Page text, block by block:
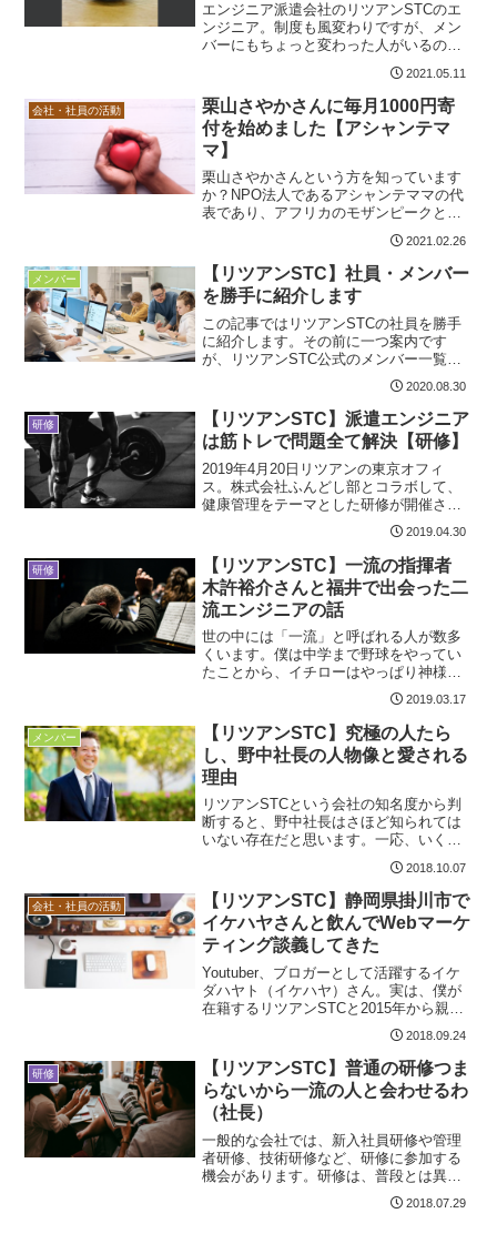
エンジニア派遣会社のリツアンSTCのエ
ンジニア。制度も風変わりですが、メン
バーにもちょっと変わった人がいるのが
特徴。今回はその筆頭ともいえる平野副
社長を紹介したいと思います。リツアン
STCの副社長 平野世己さんについてプロ
フィール氏 名：平野 世己（ひらの とし
き）出身地：静岡県磐田市年 齢：35歳
（2021年5月現在）ホームページでの紹介
ページはこちら。ツ...
2021.05.11
会社・社員の活動
栗山さやかさんに毎月1000円寄
付を始めました【アシャンテマ
マ】
栗山さやかさんという方を知っています
か？NPO法人であるアシャンテママの代
表であり、アフリカのモザンピークとマ
ラウィにて子どもたちに教育支援活動を
行っている方です。（以降、さやかさん
と書かせてもらいます）さやかさんは、
元々は渋谷のギャルで109の店員です。言
っては悪いですが、支援活動とは程遠い
人物のように思います。しかしながら、
2005年に親友の死をきっかけ...
2021.02.26
メンバー
【リツアンSTC】社員・メンバー
を勝手に紹介します
この記事ではリツアンSTCの社員を勝手
に紹介します。その前に一つ案内です
が、リツアンSTC公式のメンバー一覧は
こちらにあります。上記は一部のメンバ
ーしか掲載されていません。また、既に
退職した方もいたりして、最新が反映さ
れているとは言い難いです。まあ確かに
700名以上の社員がいるので、全員掲載で
きないのは仕方ないでしょう。しかしな
がら、リツアンは入社前にエンジ...
2020.08.30
研修
【リツアンSTC】派遣エンジニア
は筋トレで問題全て解決【研修】
2019年4月20日リツアンの東京オフィ
ス。株式会社ふんどし部とコラボして、
健康管理をテーマとした研修が開催され
ました。そこで教えられたことは・・・
派遣エンジニアは筋トレしよう筋肉は全
てを解決するということです。エンジニ
ア界にも筋トレブームがきて久しく、世
の中のエンジニアは、今は勉強するか筋
トレするかの二択といっても過言ではあ
りません。時代は筋肉であり、筋ト...
2019.04.30
研修
【リツアンSTC】一流の指揮者
木許裕介さんと福井で出会った二
流エンジニアの話
世の中には「一流」と呼ばれる人が数多
くいます。僕は中学まで野球をやってい
たことから、イチローはやっぱり神様だ
し、96年アトランタ五輪～ジョホールバ
ルの歓喜の流れをリアルタイムでTV観戦
したこともあり、ヒデ（中田英寿）は王
様でした。（ファン心理で敬称を敢えて
略しています）そんなスポーツ大好き人
間の僕が、大学ではIT系に進んで、今で
は10数年もエンジニアをやって...
2019.03.17
メンバー
【リツアンSTC】究極の人たら
し、野中社長の人物像と愛される
理由
リツアンSTCという会社の知名度から判
断すると、野中社長はさほど知られては
いない存在だと思います。一応、いくつ
かのメディアにも紹介されていたり、さ
らば青春の光さんのYouTubeにも出演は
してたいたりしますが、一般的な知名度
は無いと言っていいでしょう。しかしな
がら、社長の人物像は転職を考える上で
も非常に重要な材料です。というわけ
で、リツアン社員の僕から見た人...
2018.10.07
会社・社員の活動
【リツアンSTC】静岡県掛川市で
イケハヤさんと飲んでWebマーケ
ティング談義してきた
Youtuber、ブロガーとして活躍するイケ
ダハヤト（イケハヤ）さん。実は、僕が
在籍するリツアンSTCと2015年から親交
があります。2018/9/21(金)のことです
が、イケハヤさんが以下のツイートをし
ています。静岡県掛川市はリツアンSTC
の本社があり、野中社長の出身地。ここ
にイケハヤさんが遊びに来ていたのだ
が、そこに僕もお邪魔してきたという話
です。しかも...
2018.09.24
研修
【リツアンSTC】普通の研修つま
らないから一流の人と会わせるわ
（社長）
一般的な会社では、新入社員研修や管理
者研修、技術研修など、研修に参加する
機会があります。研修は、普段とは異な
った環境に身を置き、通常接する機会が
ない人と出会うことができます。良質な
2018.07.29